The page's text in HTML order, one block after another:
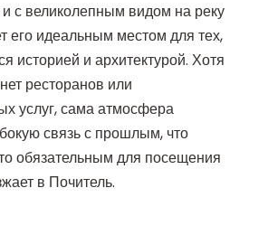
с великолепным видом на реку
его идеальным местом для тех,
историей и архитектурой. Хотя
ресторанов или
услуг, сама атмосфера
связь с прошлым, что
обязательным для посещения
в Почитель.